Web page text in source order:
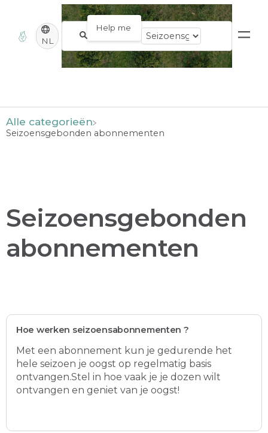
NL
Alle categorieën
​Seizoensgebonden abonnementen
Seizoensgebonden
abonnementen
Hoe werken seizoensabonnementen ?
Met een abonnement kun je gedurende het
hele seizoen je oogst op regelmatig basis
ontvangen.Stel in hoe vaak je je dozen wilt
ontvangen en geniet van je oogst!